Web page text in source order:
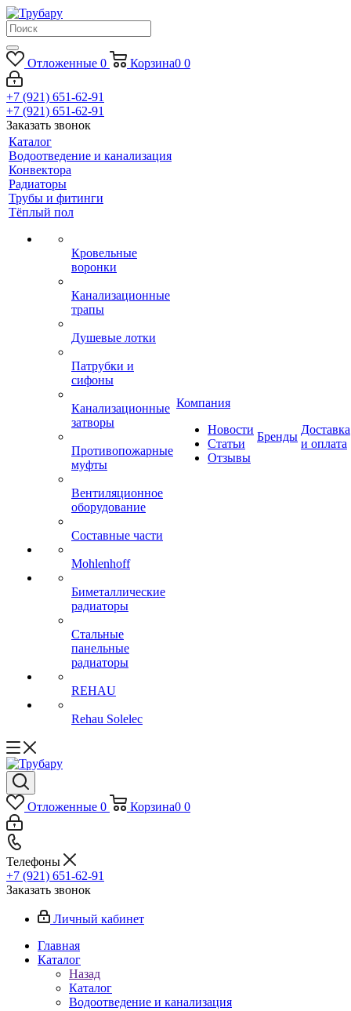
Отложенные 0 Корзина0 0
+7 (921) 651-62-91
+7 (921) 651-62-91
Заказать звонок
Каталог
Водоотведение и канализация
Конвектора
Радиаторы
Трубы и фитинги
Тёплый пол
Кровельные
воронки
Канализационные
трапы
Душевые лотки
Патрубки и
сифоны
Канализационные
затворы
Противопожарные
муфты
Вентиляционное
оборудование
Составные части
Mohlenhoff
Биметаллические
радиаторы
Стальные
панельные
радиаторы
REHAU
Rehau Solelec
Компания
Новости
Статьи
Отзывы
Бренды
Доставка
и оплата
Отложенные 0 Корзина0 0
Телефоны
+7 (921) 651-62-91
Заказать звонок
Личный кабинет
Главная
Каталог
Назад
Каталог
Водоотведение и канализация